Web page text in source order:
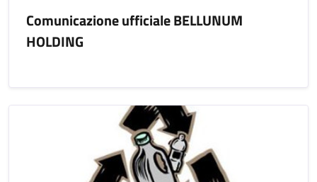
Comunicazione ufficiale BELLUNUM
HOLDING